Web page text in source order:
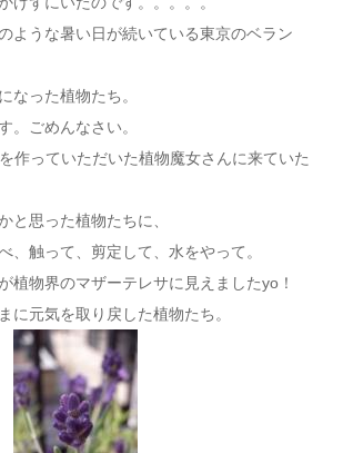
ような暑い日が続いている東京のベラン
なった植物たち。
。ごめんなさい。
作っていただいた植物魔女さんに来ていた
と思った植物たちに、
、触って、剪定して、水をやって。
植物界のマザーテレサに見えましたyo！
に元気を取り戻した植物たち。